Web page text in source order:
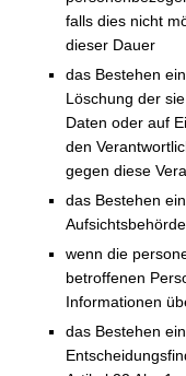
falls dies nicht
dieser Dauer
das Bestehen
Löschung der
Daten oder auf
den
gegen diese
das Bestehen
Aufsichtsbehörde
wenn die
betroffenen
Informationen
das Bestehen